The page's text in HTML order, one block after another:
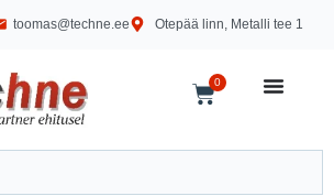
toomas@techne.ee Otepää linn, Metalli tee 1
0